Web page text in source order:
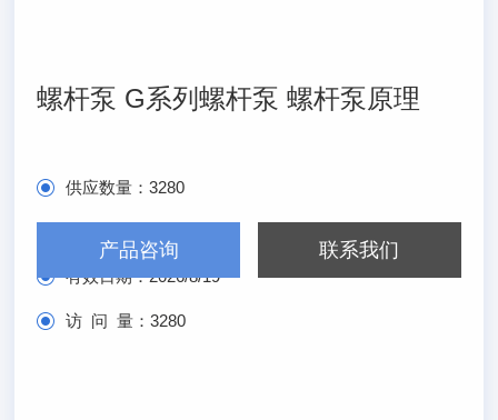
螺杆泵 G系列螺杆泵 螺杆泵原理
供应数量：3280
有效日期：2026/8/19
访 问 量：3280
产品咨询 联系我们